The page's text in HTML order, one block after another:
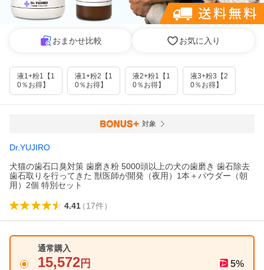
おまかせ比較 お気に入り
液1+粉1【1
0％お得】
液1+粉2【1
0％お得】
液2+粉1【1
0％お得】
液3+粉3【2
0％お得】
対象
Dr.YUJIRO
犬猫の歯石口臭対策 歯磨き粉 5000頭以上の犬の歯磨き 歯石除去
歯石取りを行ってきた 獣医師が開発（夜用）1本＋パウダー（朝
用）2個 特別セット
4.41（17件）
通常購入
15,572 円 5%